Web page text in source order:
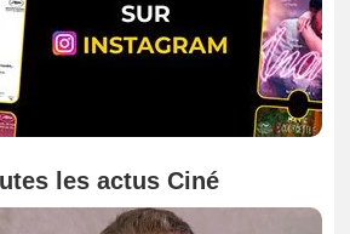
les actus Ciné